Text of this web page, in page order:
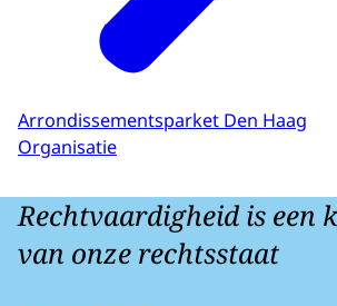
Arrondissementsparket Den Haag
Organisatie
Rechtvaardigheid is een
van onze rechtsstaat